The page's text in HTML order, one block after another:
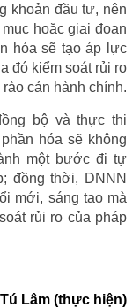
khoản đầu tư, nên
hoặc giai đoạn
hóa sẽ tạo áp lực
đó kiểm soát rủi ro
cản hành chính.
bộ và thực thi
hóa sẽ không
một bước đi tự
đồng thời, DNNN
mới, sáng tạo mà
rủi ro của pháp
Tú Lâm (thực hiện)